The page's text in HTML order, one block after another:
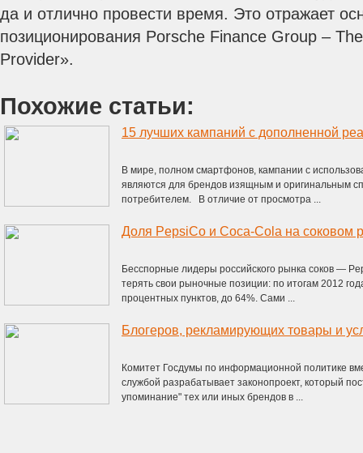
да и отлично провести время. Это отражает
позиционирования Porsche Finance Group –
Provider».
Похожие статьи:
В мире, полном смартфонов, кампании с
являются для брендов изящным и оригинальным
потребителем. В отличие от просмотра ...
Доля PepsiCo и Coca-Cola на соковом
Бесспорные лидеры российского рынка соков —
терять свои рыночные позиции: по итогам 2012
процентных пунктов, до 64%. Сами ...
Комитет Госдумы по информационной политике
службой разрабатывает законопроект, который
упоминание" тех или иных брендов в ...